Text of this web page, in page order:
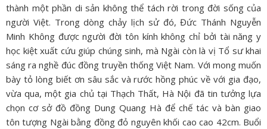
thành một phần di sản không thể tách rời trong đời sống của
người Việt. Trong dòng chảy lịch sử đó, Đức Thánh Nguyễn
Minh Không được người đời tôn kính không chỉ bởi tài năng y
học kiệt xuất cứu giúp chúng sinh, mà Ngài còn là vị Tổ sư khai
sáng ra nghề đúc đồng truyền thống Việt Nam. Với mong muốn
bày tỏ lòng biết ơn sâu sắc và rước hồng phúc về với gia đạo,
vừa qua, một gia chủ tại Thạch Thất, Hà Nội đã tin tưởng lựa
chọn cơ sở đồ đồng Dung Quang Hà để chế tác và bàn giao
tôn tượng Ngài bằng đồng đỏ nguyên khối cao cao 42cm. Buổi